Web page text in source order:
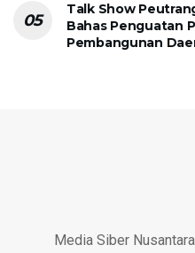
Talk Show
Bahas Penguatan
Pembangunan
Media Siber